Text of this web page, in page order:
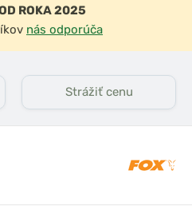
ROKA 2025
nás odporúča
Strážiť cenu